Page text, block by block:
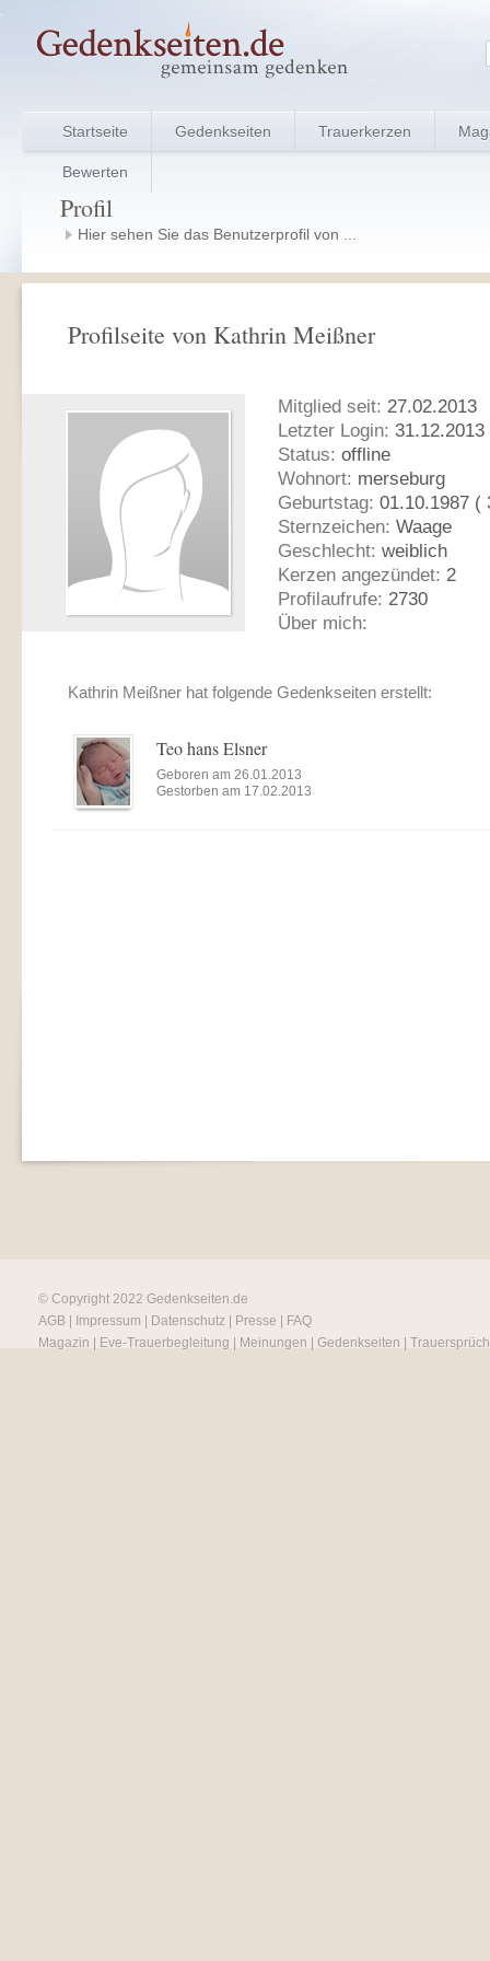
Startseite Gedenkseiten Trauerkerzen
Bewerten
Profil
Hier sehen Sie das Benutzerprofil von ...
Profilseite von Kathrin Meißner
Mitglied seit: 27.02.2013
Letzter Login:
Status: offline
Wohnort: merseburg
Geburtstag: 01.10.1987 (
Sternzeichen: Waage
Geschlecht: weiblich
Kerzen angezündet: 2
Profilaufrufe: 2730
Über mich:
Kathrin Meißner hat folgende Gedenkseiten erstellt:
Teo hans Elsner
Geboren am 26.01.2013
Gestorben am 17.02.2013
© Copyright 2022 Gedenkseiten.de
AGB
Impressum Datenschutz Presse
FAQ
Magazin
Eve-Trauerbegleitung Meinungen Gedenkseiten